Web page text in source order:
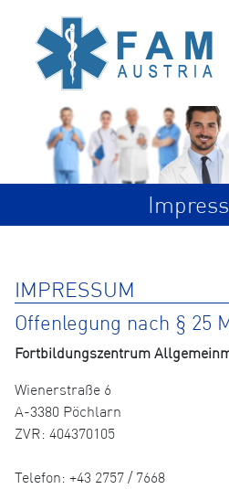
IMPRESSUM
Offenlegung nach § 25
Fortbildungszentrum
Wienerstraße 6
A-3380 Pöchlarn
ZVR: 404370105
Telefon: +43 2757 / 7668